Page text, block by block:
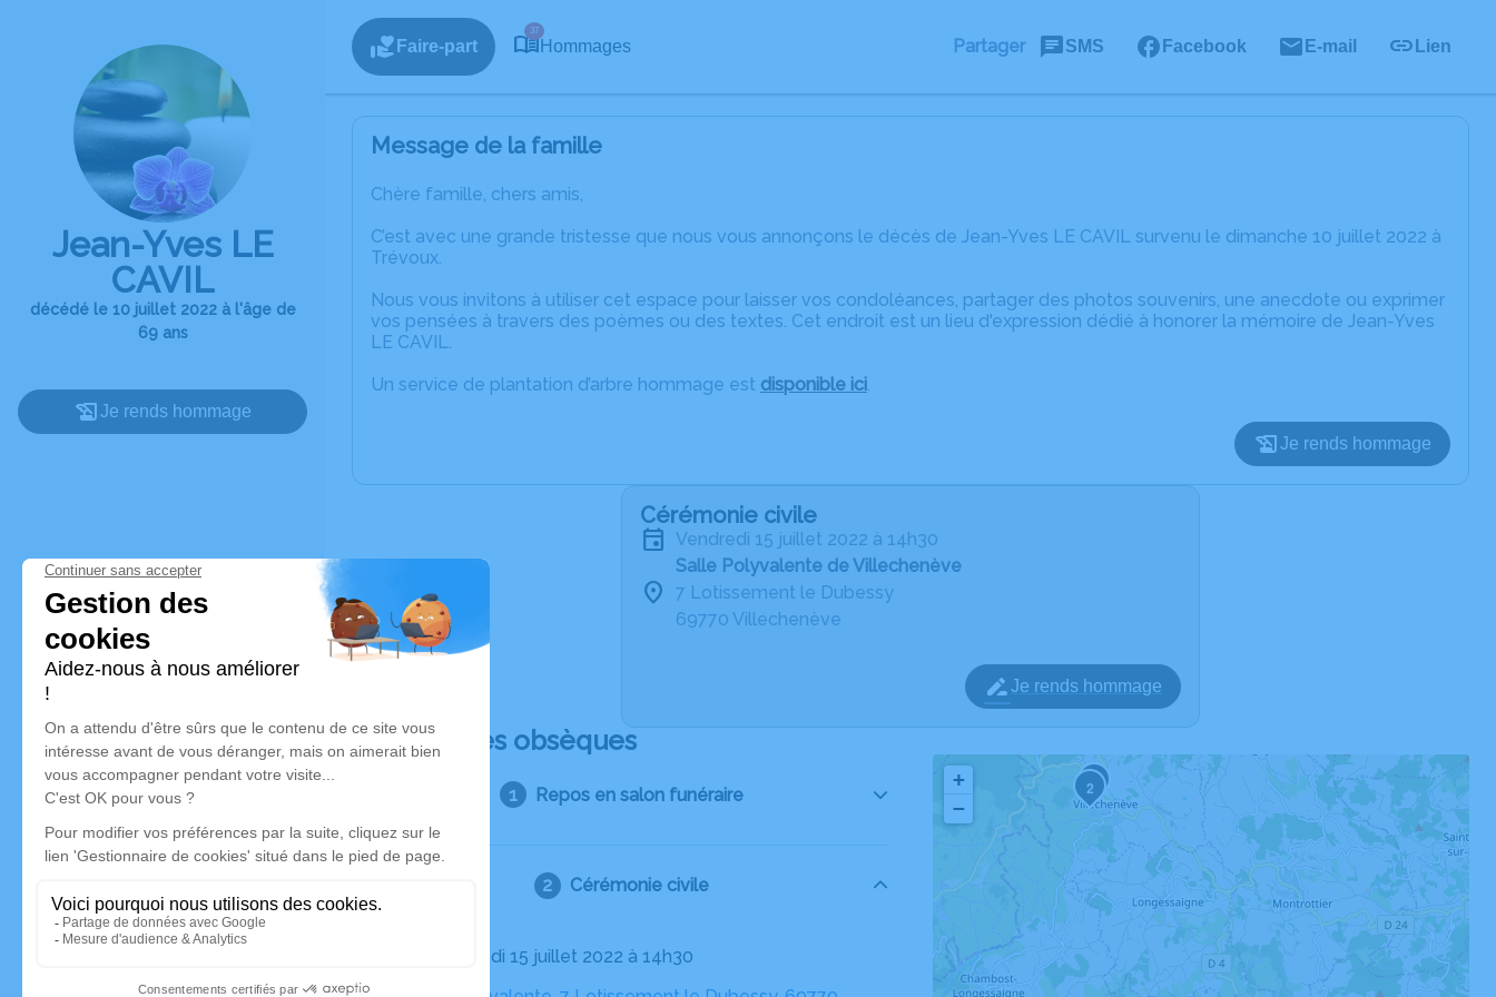
Jean-Yves LE
CAVIL
décédé le 10 juillet 2022 à l'âge de
69 ans
Je rends hommage
Faire-part
37
Hommages Partager SMS Facebook E-mail Lien
Message de la famille
Chère famille, chers amis,
C’est avec une grande tristesse que nous vous annonçons le décès de Jean-Yves LE CAVIL survenu le dimanche 10 juillet 2022 à
Trévoux.
Nous vous invitons à utiliser cet espace pour laisser vos condoléances, partager des photos souvenirs, une anecdote ou exprimer
vos pensées à travers des poèmes ou des textes. Cet endroit est un lieu d'expression dédié à honorer la mémoire de Jean-Yves
LE CAVIL.
Un service de plantation d’arbre hommage est disponible ici.
Je rends hommage
Cérémonie civile
vendredi 15 juillet 2022 à 14h30
Salle Polyvalente de Villechenève
7 Lotissement le Dubessy
69770 Villechenève
Je rends hommage
Déroulé des obsèques
Repos en salon funéraire
Cérémonie civile
Le vendredi 15 juillet 2022 à 14h30
23
+
−